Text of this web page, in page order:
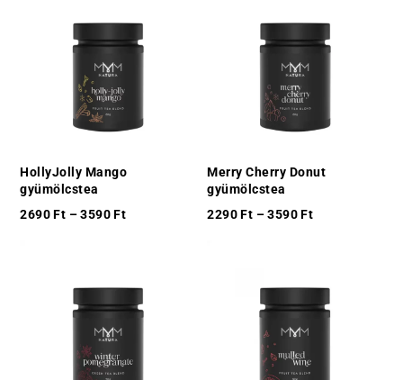
HollyJolly Mango
gyümölcstea
2690Ft –3590Ft
Merry Cherry Donut
gyümölcstea
2290Ft –3590Ft